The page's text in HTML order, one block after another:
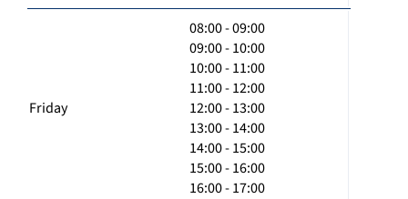
Friday
08:00 - 09:00
09:00 - 10:00
10:00 - 11:00
11:00 - 12:00
12:00 - 13:00
13:00 - 14:00
14:00 - 15:00
15:00 - 16:00
16:00 - 17:00